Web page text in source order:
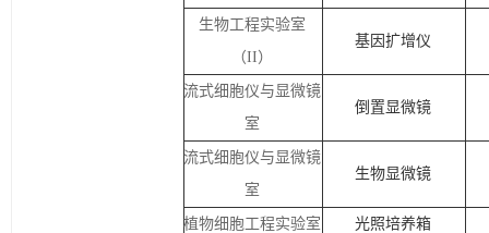
生物工程实验室
（II）
基因扩增仪
流式细胞仪与显微镜
室
倒置显微镜
流式细胞仪与显微镜
室
生物显微镜
植物细胞工程实验室 光照培养箱